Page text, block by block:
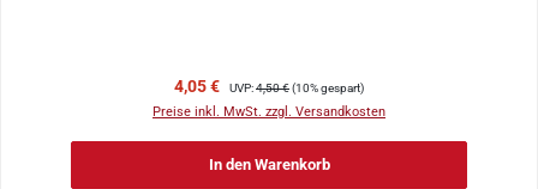
Verkaufspreis:
4,05 € Regulärer Preis:
UVP:4,50 €(10% gespart)
Preise inkl. MwSt. zzgl. Versandkosten
In den Warenkorb